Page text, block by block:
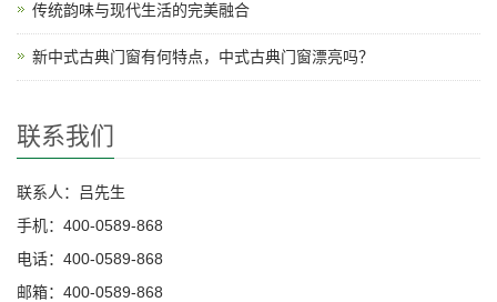
传统韵味与现代生活的完美融合
新中式古典门窗有何特点，中式古典门窗漂亮吗？
联系我们
联系人：吕先生
手机：400-0589-868
电话：400-0589-868
邮箱：400-0589-868